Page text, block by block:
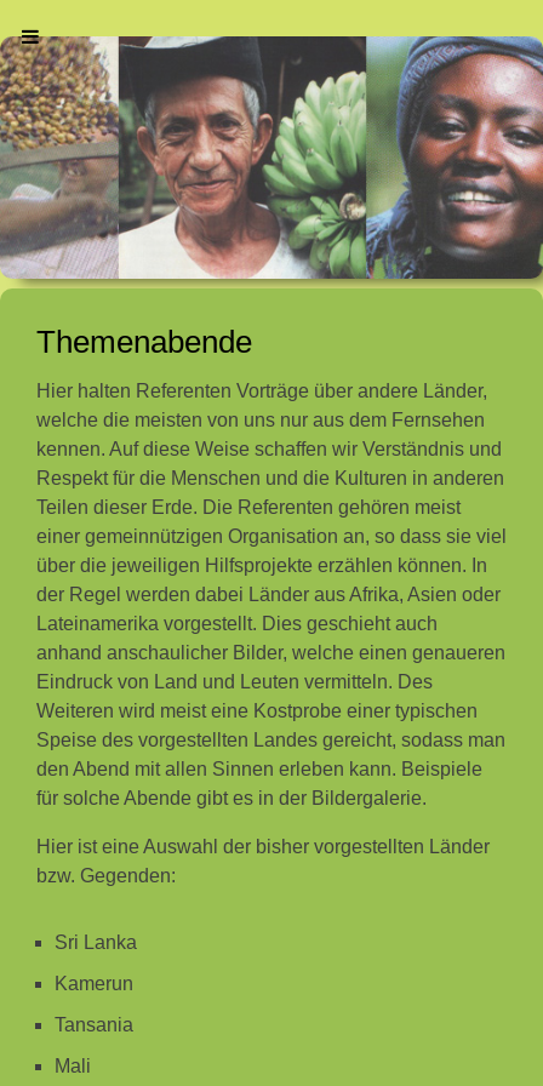
Themenabende
Hier halten Referenten Vorträge über andere Länder,
welche die meisten von uns nur aus dem Fernsehen
kennen. Auf diese Weise schaffen wir Verständnis und
Respekt für die Menschen und die Kulturen in anderen
Teilen dieser Erde. Die Referenten gehören meist
einer gemeinnützigen Organisation an, so dass sie viel
über die jeweiligen Hilfsprojekte erzählen können. In
der Regel werden dabei Länder aus Afrika, Asien oder
Lateinamerika vorgestellt. Dies geschieht auch
anhand anschaulicher Bilder, welche einen genaueren
Eindruck von Land und Leuten vermitteln. Des
Weiteren wird meist eine Kostprobe einer typischen
Speise des vorgestellten Landes gereicht, sodass man
den Abend mit allen Sinnen erleben kann. Beispiele
für solche Abende gibt es in der Bildergalerie.
Hier ist eine Auswahl der bisher vorgestellten Länder
bzw. Gegenden:
Sri Lanka
Kamerun
Tansania
Mali